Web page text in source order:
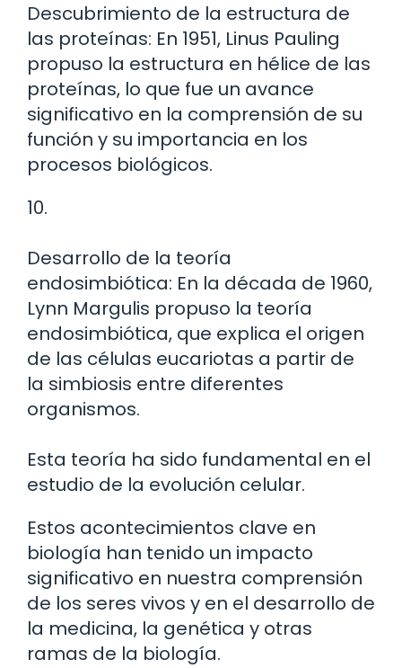
Descubrimiento de la estructura de
las proteínas: En 1951, Linus Pauling
propuso la estructura en hélice de las
proteínas, lo que fue un avance
significativo en la comprensión de su
función y su importancia en los
procesos biológicos.
10.
Desarrollo de la teoría
endosimbiótica: En la década de 1960,
Lynn Margulis propuso la teoría
endosimbiótica, que explica el origen
de las células eucariotas a partir de
la simbiosis entre diferentes
organismos.
Esta teoría ha sido fundamental en el
estudio de la evolución celular.
Estos acontecimientos clave en
biología han tenido un impacto
significativo en nuestra comprensión
de los seres vivos y en el desarrollo de
la medicina, la genética y otras
ramas de la biología.